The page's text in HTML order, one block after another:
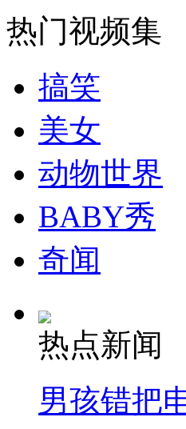
司机酒驾遇交警 急速倒车
热门视频集
搞笑
美女
动物世界
BABY秀
奇闻
热点新闻
男孩错把